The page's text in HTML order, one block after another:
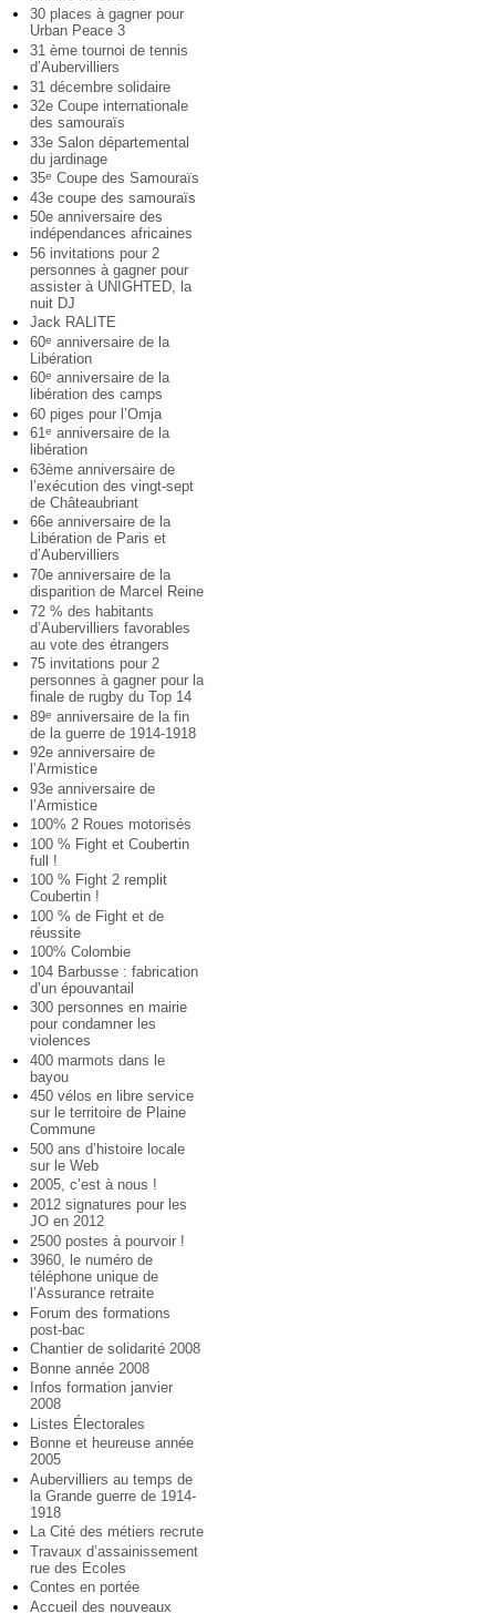
30 places à gagner pour
Urban Peace 3
31 ème tournoi de tennis
d’Aubervilliers
31 décembre solidaire
32e Coupe internationale
des samouraïs
33e Salon départemental
du jardinage
35e Coupe des Samouraïs
43e coupe des samouraïs
50e anniversaire des
indépendances africaines
56 invitations pour 2
personnes à gagner pour
assister à UNIGHTED, la
nuit DJ
Jack RALITE
60e anniversaire de la
Libération
60e anniversaire de la
libération des camps
60 piges pour l’Omja
61e anniversaire de la
libération
63ème anniversaire de
l’exécution des vingt-sept
de Châteaubriant
66e anniversaire de la
Libération de Paris et
d’Aubervilliers
70e anniversaire de la
disparition de Marcel Reine
72 % des habitants
d’Aubervilliers favorables
au vote des étrangers
75 invitations pour 2
personnes à gagner pour la
finale de rugby du Top 14
89e anniversaire de la fin
de la guerre de 1914-1918
92e anniversaire de
l’Armistice
93e anniversaire de
l’Armistice
100% 2 Roues motorisés
100 % Fight et Coubertin
full !
100 % Fight 2 remplit
Coubertin !
100 % de Fight et de
réussite
100% Colombie
104 Barbusse : fabrication
d’un épouvantail
300 personnes en mairie
pour condamner les
violences
400 marmots dans le
bayou
450 vélos en libre service
sur le territoire de Plaine
Commune
500 ans d’histoire locale
sur le Web
2005, c’est à nous !
2012 signatures pour les
JO en 2012
2500 postes à pourvoir !
3960, le numéro de
téléphone unique de
l’Assurance retraite
Forum des formations
post-bac
Chantier de solidarité 2008
Bonne année 2008
Infos formation janvier
2008
Listes Électorales
Bonne et heureuse année
2005
Aubervilliers au temps de
la Grande guerre de 1914-
1918
La Cité des métiers recrute
Travaux d’assainissement
rue des Ecoles
Contes en portée
Accueil des nouveaux